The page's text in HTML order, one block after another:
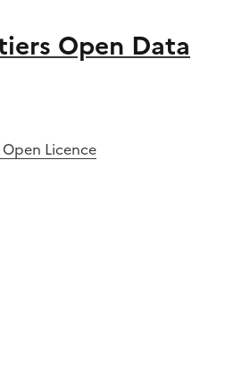
Open Data
Licence